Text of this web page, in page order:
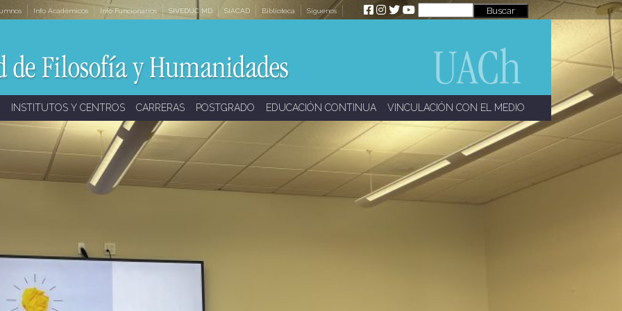
Info Académicos Info Funcionarios SIVEDUC MD SIACAD Biblioteca Síguenos
INSTITUTOS Y CENTROS CARRERAS POSTGRADO EDUCACIÓN CONTINUA VINCULACIÓN CON EL MEDIO